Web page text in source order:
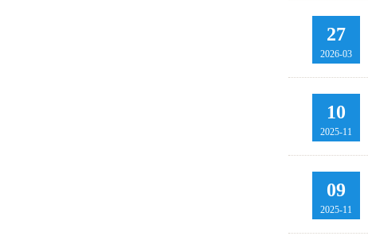
27
2026-03
10
2025-11
09
2025-11